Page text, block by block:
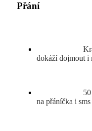
Přání
dokáží dojmout i
na přáníčka i sms